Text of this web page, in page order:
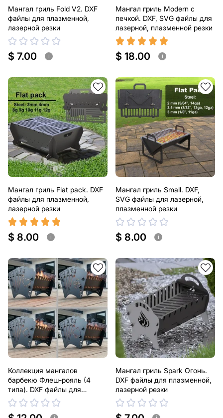
Мангал гриль Fold V2. DXF
файлы для плазменной,
лазерной резки
$ 7.00 i
Мангал гриль Modern с
печкой. DXF, SVG файлы для
лазерной, плазменной резки
$ 18.00 i
Мангал гриль Flat pack. DXF
файлы для плазменной,
лазерной резки
$ 8.00 i
Мангал гриль Small. DXF,
SVG файлы для лазерной,
плазменной резки
$ 8.00 i
Коллекция мангалов
барбекю Флеш-рояль (4
типа). DXF файлы для
лазерной, плазменной резки
Мангал гриль Spark Огонь.
DXF файлы для плазменной,
лазерной резки